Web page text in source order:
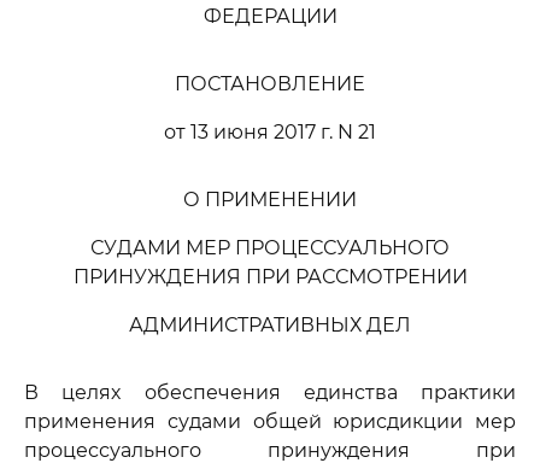
ФЕДЕРАЦИИ
ПОСТАНОВЛЕНИЕ
от 13 июня 2017 г. N 21
О ПРИМЕНЕНИИ
СУДАМИ МЕР ПРОЦЕССУАЛЬНОГО
ПРИНУЖДЕНИЯ ПРИ РАССМОТРЕНИИ
АДМИНИСТРАТИВНЫХ ДЕЛ
В целях обеспечения единства практики
применения судами общей юрисдикции мер
процессуального принуждения при